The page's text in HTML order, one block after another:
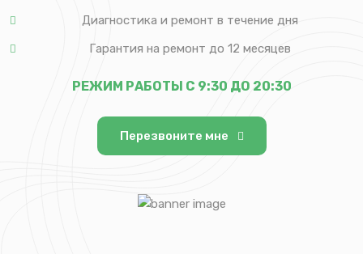
Диагностика и ремонт в течение дня
Гарантия на ремонт до 12 месяцев
РЕЖИМ РАБОТЫ С 9:30 ДО 20:30
Перезвоните мне